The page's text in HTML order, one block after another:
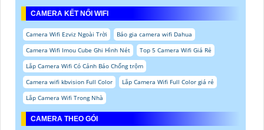
CAMERA KẾT NỐI WIFI
Camera Wifi Ezviz Ngoài Trời
Báo gia camera wifi Dahua
Camera Wifi Imou Cube Ghi Hình Nét
Top 5 Camera Wifi Giá Rẻ
Lắp Camera Wifi Có Cảnh Báo Chống trộm
Camera wifi kbvision Full Color
Lắp Camera Wifi Full Color giá rẻ
Lắp Camera Wifi Trong Nhà
CAMERA THEO GÓI